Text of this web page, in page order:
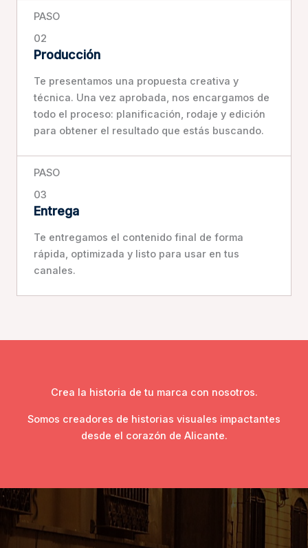
PASO
02
Producción
Te presentamos una propuesta creativa y
técnica. Una vez aprobada, nos encargamos de
todo el proceso: planificación, rodaje y edición
para obtener el resultado que estás buscando.
PASO
03
Entrega
Te entregamos el contenido final de forma
rápida, optimizada y listo para usar en tus
canales.
Crea la historia de tu marca con nosotros.
Somos creadores de historias visuales impactantes
desde el corazón de Alicante.